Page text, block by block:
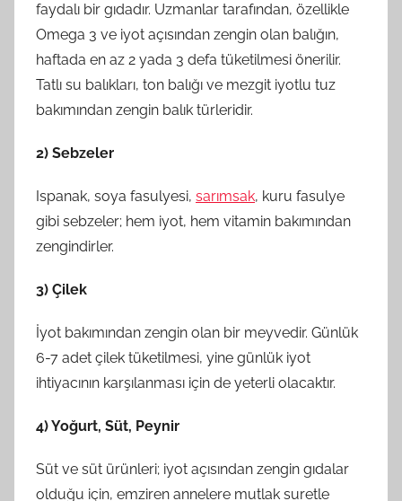
faydalı bir gıdadır. Uzmanlar tarafından, özellikle
Omega 3 ve iyot açısından zengin olan balığın,
haftada en az 2 yada 3 defa tüketilmesi önerilir.
Tatlı su balıkları, ton balığı ve mezgit iyotlu tuz
bakımından zengin balık türleridir.
2) Sebzeler
Ispanak, soya fasulyesi, sarımsak, kuru fasulye
gibi sebzeler; hem iyot, hem vitamin bakımından
zengindirler.
3) Çilek
İyot bakımından zengin olan bir meyvedir. Günlük
6-7 adet çilek tüketilmesi, yine günlük iyot
ihtiyacının karşılanması için de yeterli olacaktır.
4) Yoğurt, Süt, Peynir
Süt ve süt ürünleri; iyot açısından zengin gıdalar
olduğu için, emziren annelere mutlak suretle